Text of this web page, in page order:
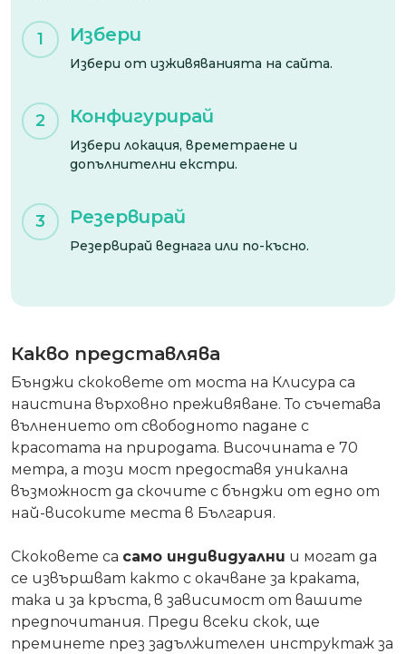
1 Избери
Избери от изживяванията на сайта.
2 Конфигурирай
Избери локация, времетраене и
допълнителни екстри.
3 Резервирай
Резервирай веднага или по-късно.
Какво представлява
Бънджи скоковете от моста на Клисура са
наистина върховно преживяване. То съчетава
вълнението от свободното падане с
красотата на природата. Височината е 70
метра, а този мост предоставя уникална
възможност да скочите с бънджи от едно от
най-високите места в България.
Скоковете са само индивидуални и могат да
се извършват както с окачване за краката,
така и за кръста, в зависимост от вашите
предпочитания. Преди всеки скок, ще
преминете през задължителен инструктаж за